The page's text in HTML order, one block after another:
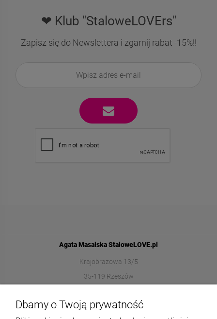
❤ Klub "StaloweLOVErs"
Zapisz się do Newslettera i zgarnij rabat -15%!!
Agata Masalska StaloweLOVE.pl
Krajobrazowa 13/5
35-119 Rzeszów
572989669
Dbamy o Twoją prywatność